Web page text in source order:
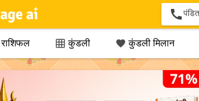
call
राशिफल  कुंडली  कुंडली मिलान